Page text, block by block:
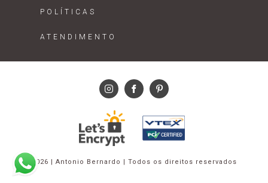
POLÍTICAS
ATENDIMENTO
2026 | Antonio Bernardo | Todos os direitos reservados